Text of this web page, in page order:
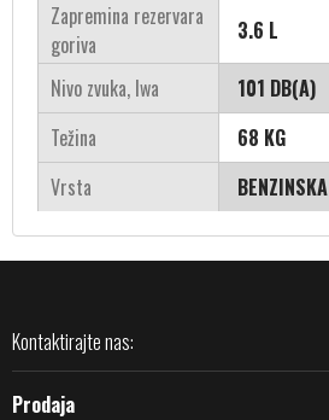
Zapremina rezervara
goriva
3.6 L
Nivo zvuka, lwa
101 DB(A)
Težina
68 KG
Vrsta
BENZINSKA
Kontaktirajte nas:
Prodaja